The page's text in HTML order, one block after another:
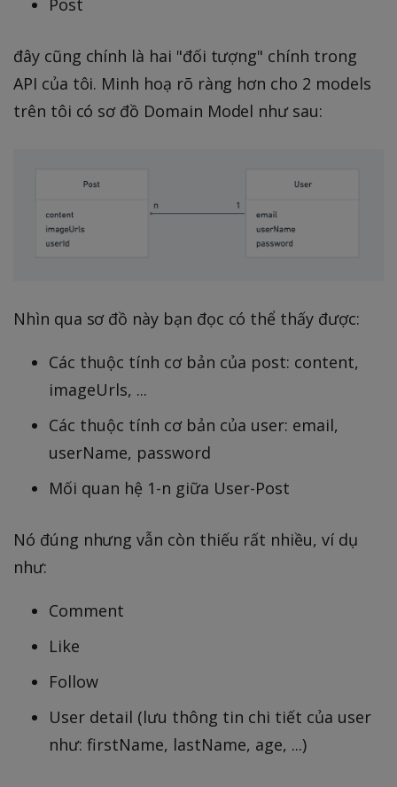
Post
đây cũng chính là hai "đối tượng" chính trong
API của tôi. Minh hoạ rõ ràng hơn cho 2 models
trên tôi có sơ đồ Domain Model như sau:
Nhìn qua sơ đồ này bạn đọc có thể thấy được:
Các thuộc tính cơ bản của post: content,
imageUrls, ...
Các thuộc tính cơ bản của user: email,
userName, password
Mối quan hệ 1-n giữa User-Post
Nó đúng nhưng vẫn còn thiếu rất nhiều, ví dụ
như:
Comment
Like
Follow
User detail (lưu thông tin chi tiết của user
như: firstName, lastName, age, ...)